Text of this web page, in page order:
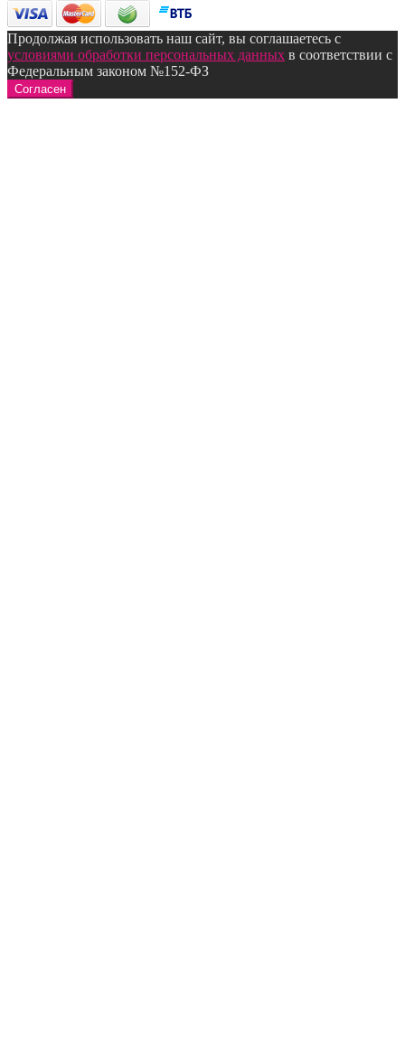
Продолжая использовать наш сайт, вы соглашаетесь с
условиями обработки персональных данных в соответствии с
Федеральным законом №152-ФЗ
Согласен